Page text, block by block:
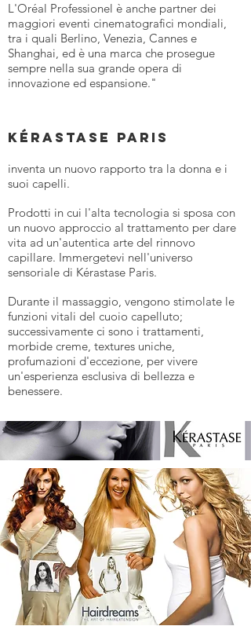
L'Oréal Professionel è anche partner dei
maggiori eventi cinematografici mondiali,
tra i quali Berlino, Venezia, Cannes e
Shanghai, ed è una marca che prosegue
sempre nella sua grande opera di
innovazione ed espansione."
KéRASTASE PARIS
inventa un nuovo rapporto tra la donna e i
suoi capelli.
Prodotti in cui l'alta tecnologia si sposa con
un nuovo approccio al trattamento per dare
vita ad un'autentica arte del rinnovo
capillare. Immergetevi nell'universo
sensoriale di Kérastase Paris.
Durante il massaggio, vengono stimolate le
funzioni vitali del cuoio capelluto;
successivamente ci sono i trattamenti,
morbide creme, textures uniche,
profumazioni d'eccezione, per vivere
un'esperienza esclusiva di bellezza e
benessere.